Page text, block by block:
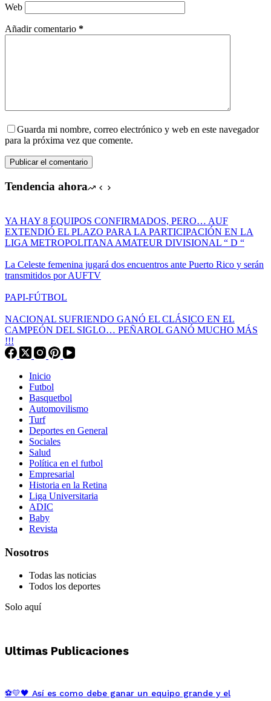
Web
Añadir comentario *
Guarda mi nombre, correo electrónico y web en este navegador
para la próxima vez que comente.
Publicar el comentario
Tendencia ahora
YA HAY 8 EQUIPOS CONFIRMADOS, PERO… AUF
EXTENDIÓ EL PLAZO PARA LA PARTICIPACIÓN EN LA
LIGA METROPOLITANA AMATEUR DIVISIONAL “ D “
La Celeste femenina jugará dos encuentros ante Puerto Rico y serán
transmitidos por AUFTV
PAPI-FÚTBOL
NACIONAL SUFRIENDO GANÓ EL CLÁSICO EN EL
CAMPEÓN DEL SIGLO… PEÑAROL GANÓ MUCHO MÁS
!!!
Inicio
Futbol
Basquetbol
Automovilismo
Turf
Deportes en General
Sociales
Salud
Política en el futbol
Empresarial
Historia en la Retina
Liga Universitaria
ADIC
Baby
Revista
Nosotros
Todas las noticias
Todos los deportes
Solo aquí
Ultimas Publicaciones
⚽💛🖤 Así es como debe ganar un equipo grande y el